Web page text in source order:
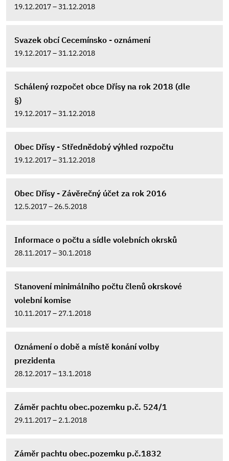
19.12.2017 – 31.12.2018
Svazek obcí Cecemínsko - oznámení
19.12.2017 – 31.12.2018
Schálený rozpočet obce Dřísy na rok 2018 (dle
§)
19.12.2017 – 31.12.2018
Obec Dřísy - Střednědobý výhled rozpočtu
19.12.2017 – 31.12.2018
Obec Dřísy - Závěrečný účet za rok 2016
12.5.2017 – 26.5.2018
Informace o počtu a sídle volebních okrsků
28.11.2017 – 30.1.2018
Stanovení minimálního počtu členů okrskové
volební komise
10.11.2017 – 27.1.2018
Oznámení o době a místě konání volby
prezidenta
28.12.2017 – 13.1.2018
Záměr pachtu obec.pozemku p.č. 524/1
29.11.2017 – 2.1.2018
Záměr pachtu obec.pozemku p.č.1832